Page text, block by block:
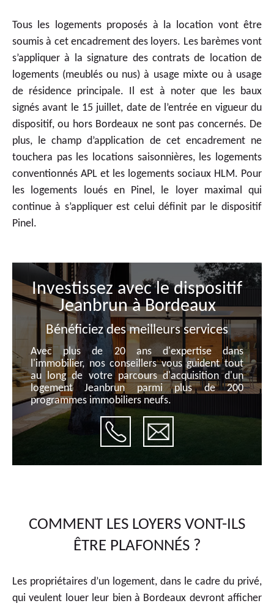
Tous les logements proposés à la location vont être
soumis à cet encadrement des loyers. Les barèmes vont
s’appliquer à la signature des contrats de location de
logements (meublés ou nus) à usage mixte ou à usage
de résidence principale. Il est à noter que les baux
signés avant le 15 juillet, date de l’entrée en vigueur du
dispositif, ou hors Bordeaux ne sont pas concernés. De
plus, le champ d’application de cet encadrement ne
touchera pas les locations saisonnières, les logements
conventionnés APL et les logements sociaux HLM. Pour
les logements loués en Pinel, le loyer maximal qui
continue à s’appliquer est celui définit par le dispositif
Pinel.
Investissez avec le dispositif
Jeanbrun à Bordeaux
Bénéficiez des meilleurs services
Avec plus de 20 ans d'expertise dans
l'immobilier, nos conseillers vous guident tout
au long de votre parcours d'acquisition d'un
logement Jeanbrun parmi plus de 200
programmes immobiliers neufs.
COMMENT LES LOYERS VONT-ILS
ÊTRE PLAFONNÉS ?
Les propriétaires d’un logement, dans le cadre du privé,
qui veulent louer leur bien à Bordeaux devront afficher